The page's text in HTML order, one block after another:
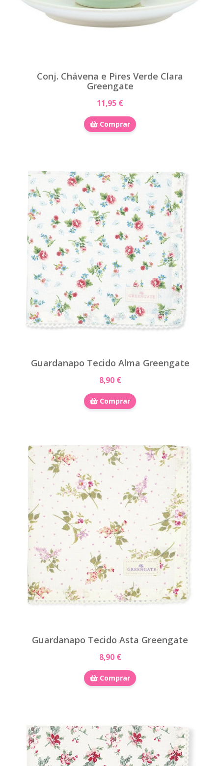
Conj. Chávena e Pires Verde Clara
Greengate
11,95 €
Comprar
Guardanapo Tecido Alma Greengate
8,90 €
Comprar
Guardanapo Tecido Asta Greengate
8,90 €
Comprar